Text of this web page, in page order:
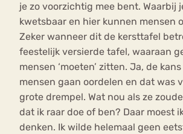
je zo voorzichtig mee bent. Waarbij
kwetsbaar en hier kunnen mensen
Zeker wanneer dit de kersttafel
feestelijk versierde tafel, waaraan
mensen ‘moeten’ zitten. Ja, de
mensen gaan oordelen en dat was
grote drempel. Wat nou als ze
dat ik raar doe of ben? Daar moest
denken. Ik wilde helemaal geen